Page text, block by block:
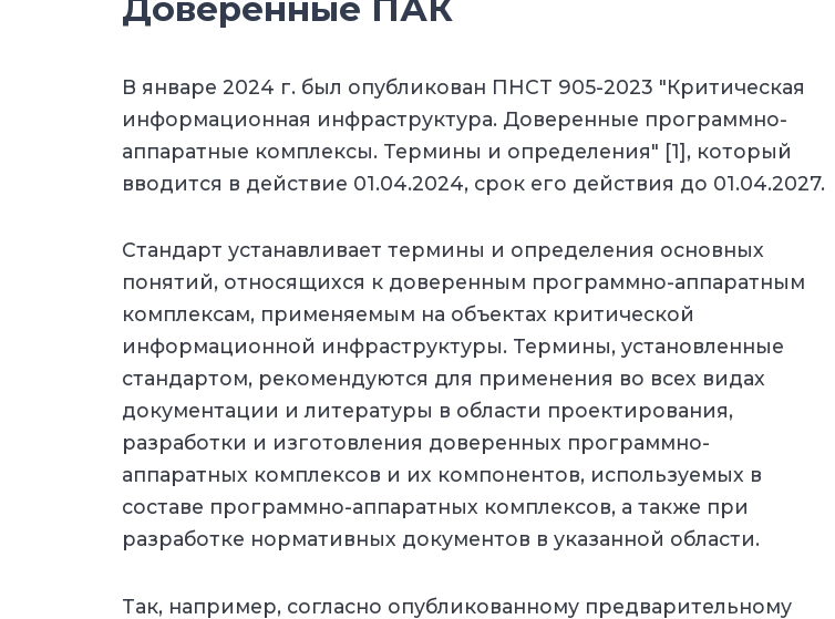
Доверенные ПАК
В январе 2024 г. был опубликован ПНСТ 905-2023 "Критическая
информационная инфраструктура. Доверенные программно-
аппаратные комплексы. Термины и определения" [1], который
вводится в действие 01.04.2024, срок его действия до 01.04.2027.
Стандарт устанавливает термины и определения основных
понятий, относящихся к доверенным программно-аппаратным
комплексам, применяемым на объектах критической
информационной инфраструктуры. Термины, установленные
стандартом, рекомендуются для применения во всех видах
документации и литературы в области проектирования,
разработки и изготовления доверенных программно-
аппаратных комплексов и их компонентов, используемых в
составе программно-аппаратных комплексов, а также при
разработке нормативных документов в указанной области.
Так, например, согласно опубликованному предварительному